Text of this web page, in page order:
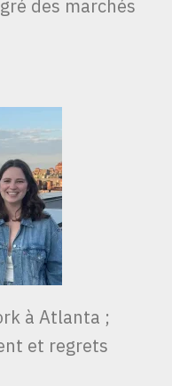
des marchés
à Atlanta ;
et regrets